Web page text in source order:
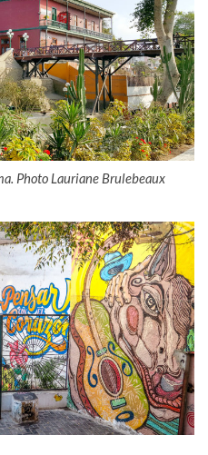
Photo Lauriane Brulebeaux